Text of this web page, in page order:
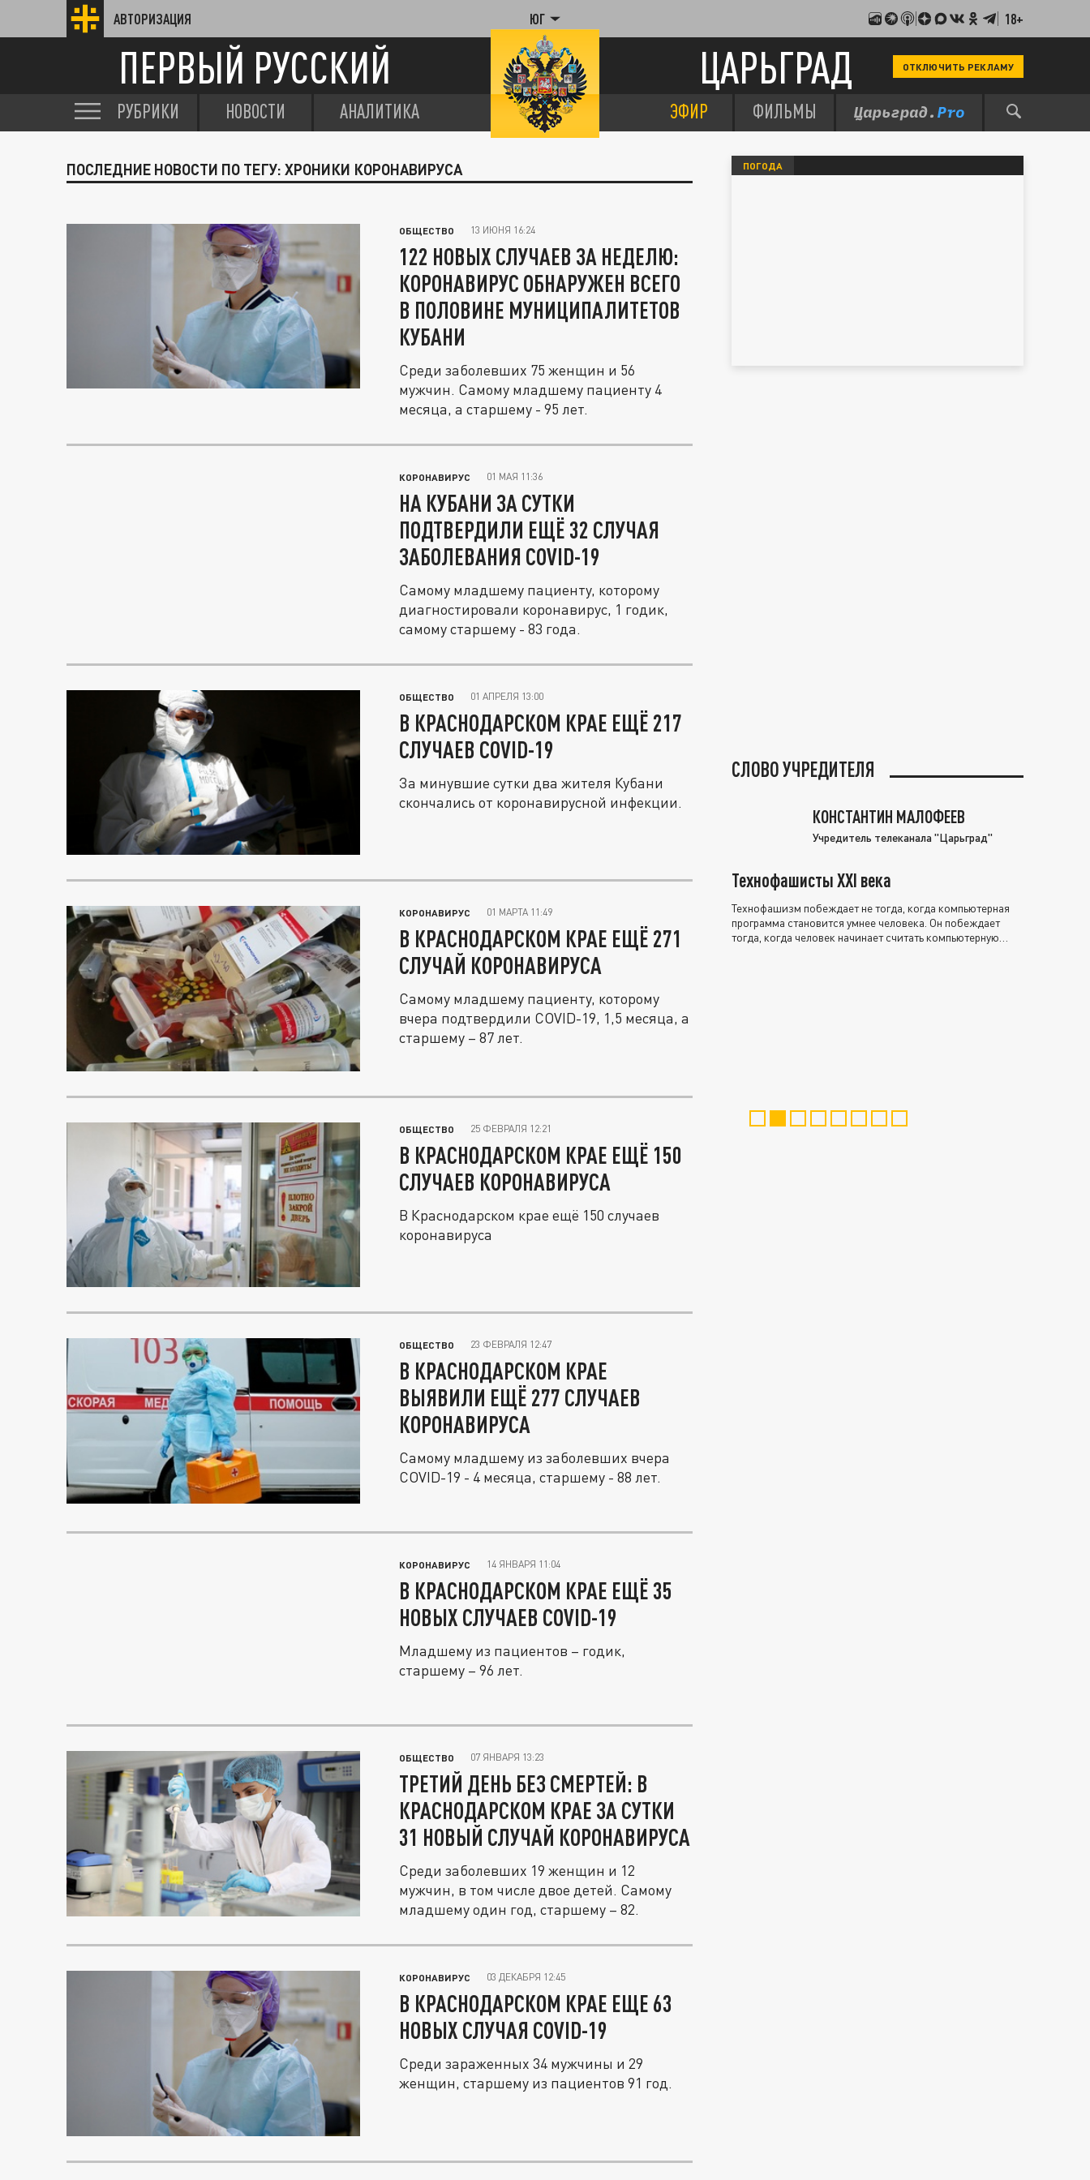
АВТОРИЗАЦИЯ ЮГ 18+
ПЕРВЫЙ РУССКИЙ ЦАРЬГРАД ОТКЛЮЧИТЬ РЕКЛАМУ
РУБРИКИ НОВОСТИ АНАЛИТИКА ЭФИР ФИЛЬМЫ
ПОСЛЕДНИЕ НОВОСТИ ПО ТЕГУ: ХРОНИКИ КОРОНАВИРУСА
ОБЩЕСТВО 13 ИЮНЯ 16:24
122 НОВЫХ СЛУЧАЕВ ЗА НЕДЕЛЮ:
КОРОНАВИРУС ОБНАРУЖЕН ВСЕГО
В ПОЛОВИНЕ МУНИЦИПАЛИТЕТОВ
КУБАНИ
Среди заболевших 75 женщин и 56
мужчин. Самому младшему пациенту 4
месяца, а старшему - 95 лет.
КОРОНАВИРУС 01 МАЯ 11:36
НА КУБАНИ ЗА СУТКИ
ПОДТВЕРДИЛИ ЕЩЁ 32 СЛУЧАЯ
ЗАБОЛЕВАНИЯ COVID-19
Самому младшему пациенту, которому
диагностировали коронавирус, 1 годик,
самому старшему - 83 года.
ОБЩЕСТВО 01 АПРЕЛЯ 13:00
В КРАСНОДАРСКОМ КРАЕ ЕЩЁ 217
СЛУЧАЕВ COVID-19
За минувшие сутки два жителя Кубани
скончались от коронавирусной инфекции.
КОРОНАВИРУС 01 МАРТА 11:49
В КРАСНОДАРСКОМ КРАЕ ЕЩЁ 271
СЛУЧАЙ КОРОНАВИРУСА
Самому младшему пациенту, которому
вчера подтвердили COVID-19, 1,5 месяца, а
старшему – 87 лет.
ОБЩЕСТВО 25 ФЕВРАЛЯ 12:21
В КРАСНОДАРСКОМ КРАЕ ЕЩЁ 150
СЛУЧАЕВ КОРОНАВИРУСА
В Краснодарском крае ещё 150 случаев
коронавируса
ОБЩЕСТВО 23 ФЕВРАЛЯ 12:47
В КРАСНОДАРСКОМ КРАЕ
ВЫЯВИЛИ ЕЩЁ 277 СЛУЧАЕВ
КОРОНАВИРУСА
Самому младшему из заболевших вчера
COVID-19 - 4 месяца, старшему - 88 лет.
КОРОНАВИРУС 14 ЯНВАРЯ 11:04
В КРАСНОДАРСКОМ КРАЕ ЕЩЁ 35
НОВЫХ СЛУЧАЕВ COVID-19
Младшему из пациентов – годик,
старшему – 96 лет.
ОБЩЕСТВО 07 ЯНВАРЯ 13:23
ТРЕТИЙ ДЕНЬ БЕЗ СМЕРТЕЙ: В
КРАСНОДАРСКОМ КРАЕ ЗА СУТКИ
31 НОВЫЙ СЛУЧАЙ КОРОНАВИРУСА
Среди заболевших 19 женщин и 12
мужчин, в том числе двое детей. Самому
младшему один год, старшему – 82.
КОРОНАВИРУС 03 ДЕКАБРЯ 12:45
В КРАСНОДАРСКОМ КРАЕ ЕЩЕ 63
НОВЫХ СЛУЧАЯ COVID-19
Среди зараженных 34 мужчины и 29
женщин, старшему из пациентов 91 год.
ПОГОДА
СЛОВО УЧРЕДИТЕЛЯ
КОНСТАНТИН МАЛОФЕЕВ
Учредитель телеканала "Царьград"
Технофашисты XXI века
Технофашизм побеждает не тогда, когда компьютерная
программа становится умнее человека. Он побеждает
тогда, когда человек начинает считать компьютерную